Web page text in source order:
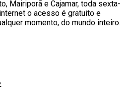
Mairiporã e Cajamar, toda sexta-
o acesso é gratuito e
momento, do mundo inteiro.